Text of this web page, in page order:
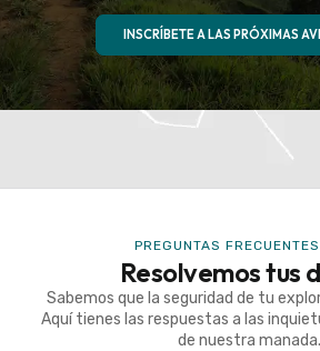
VER MÁS
INSCRÍBETE A LAS PRÓXIMAS
PREGUNTAS
Resolvemos tus
Sabemos que la seguridad de tu
Aquí tienes las respuestas a las
de nuestra manada.